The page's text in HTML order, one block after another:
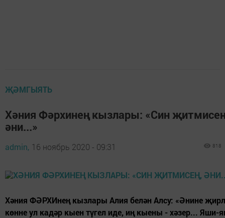
ҖӘМГЫЯТЬ
Хәния Фәрхинең кызлары: «Син
әни...»
admin, 16 ноябрь 2020 - 09:31 818
Хәния ФӘРХИнең кызлары Алия белән Алсу: «Әнине
көнне ул кадәр кыен түгел иде, иң кыены - хәзер... Яши-